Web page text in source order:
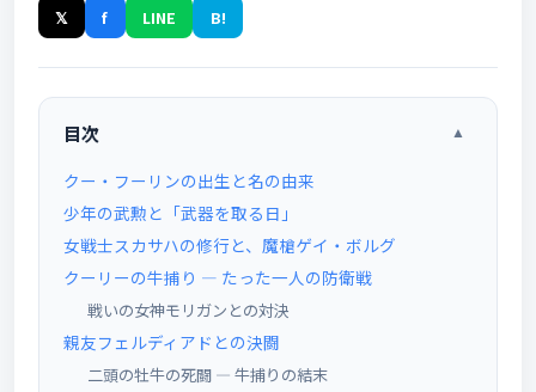
𝕏 f LINE B!
目次 ▲
クー・フーリンの出生と名の由来
少年の武勲と「武器を取る日」
女戦士スカサハの修行と、魔槍ゲイ・ボルグ
クーリーの牛捕り ― たった一人の防衛戦
戦いの女神モリガンとの対決
親友フェルディアドとの決闘
二頭の牡牛の死闘 ― 牛捕りの結末